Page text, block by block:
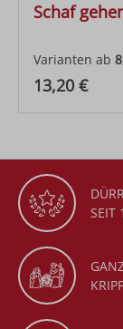
Schaf
Varianten ab
Regulärer
13,20 €
SEIT